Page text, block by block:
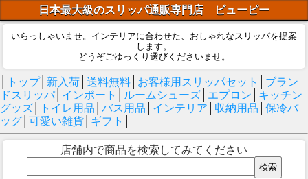
日本最大級のスリッパ通販専門店 ビューピー
いらっしゃいませ。インテリアに合わせた、おしゃれなスリッパを提案
します。
どうぞごゆっくり選びくださいませ。
トップ│ 新入荷 送料無料 お客様用スリッパセット
ブラン
ドスリッパ│ インポート ルームシューズ エプロン
キッチン
グッズ
トイレ用品 バス用品 インテリア 収納用品
保冷バ
ッグ 可愛い雑貨 ギフト
店舗内で商品を検索してみてください